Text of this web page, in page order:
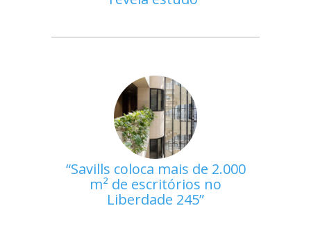
Savills coloca mais de 2.000
m² de escritórios no
Liberdade 245